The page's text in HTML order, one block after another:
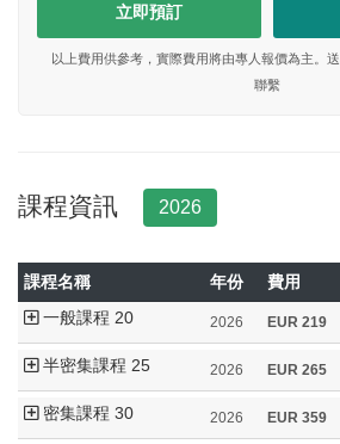
立即預訂
以上費用供參考，實際費用將由專人報價為主。
聯繫
課程資訊 2026
課程名稱 年份 費用
一般課程 20
2026 EUR 219
半密集課程 25 2026 EUR 265
密集課程 30 2026 EUR 359